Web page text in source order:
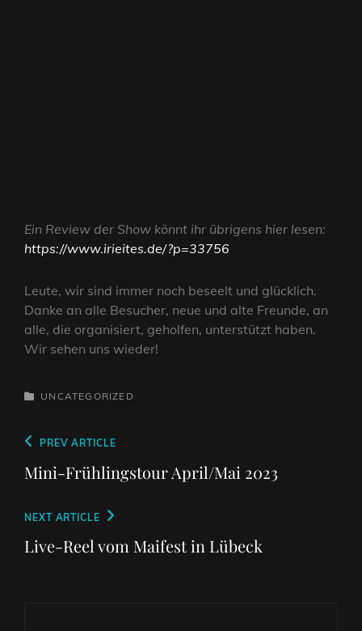
Ein Review der Show könnt ihr übrigens hier lesen:
https://www.irieites.de/?p=33756
Leute, wir sind immer noch beseelt und glücklich.
Danke an alle Besucher, neue und alte Freunde, an
alle, die organisiert, geholfen, unterstützt haben.
Wir sehen uns wieder!
CATEGORIES
UNCATEGORIZED
Beitragsnavigation
Previous
Post
PREV ARTICLE
Mini-Frühlingstour April/Mai 2023
Next
Post
NEXT ARTICLE
Live-Reel vom Maifest in Lübeck